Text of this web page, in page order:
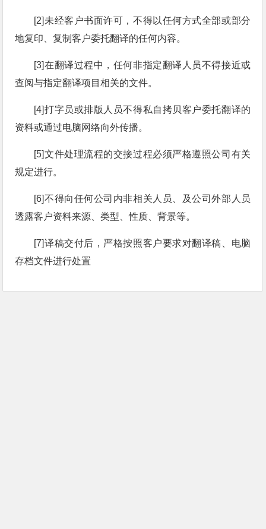
[2]未经客户书面许可，不得以任何方式全部或部分
地复印、复制客户委托翻译的任何内容。
[3]在翻译过程中，任何非指定翻译人员不得接近或
查阅与指定翻译项目相关的文件。
[4]打字员或排版人员不得私自拷贝客户委托翻译的
资料或通过电脑网络向外传播。
[5]文件处理流程的交接过程必须严格遵照公司有关
规定进行。
[6]不得向任何公司内非相关人员、及公司外部人员
透露客户资料来源、类型、性质、背景等。
[7]译稿交付后，严格按照客户要求对翻译稿、电脑
存档文件进行处置